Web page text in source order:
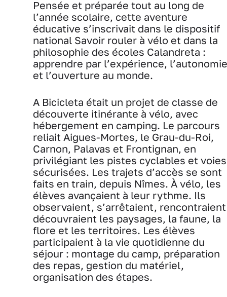
Pensée et préparée tout au long de
l’année scolaire, cette aventure
éducative s’inscrivait dans le dispositif
national Savoir rouler à vélo et dans la
philosophie des écoles Calandreta :
apprendre par l’expérience, l’autonomie
et l’ouverture au monde.
A Bicicleta était un projet de classe de
découverte itinérante à vélo, avec
hébergement en camping. Le parcours
reliait Aigues-Mortes, le Grau-du-Roi,
Carnon, Palavas et Frontignan, en
privilégiant les pistes cyclables et voies
sécurisées. Les trajets d’accès se sont
faits en train, depuis Nîmes. À vélo, les
élèves avançaient à leur rythme. Ils
observaient, s’arrêtaient,
découvraient les paysages, la faune, la
flore et les territoires. Les élèves
participaient à la vie quotidienne du
séjour : montage du camp, préparation
des repas, gestion du matériel,
organisation des étapes.